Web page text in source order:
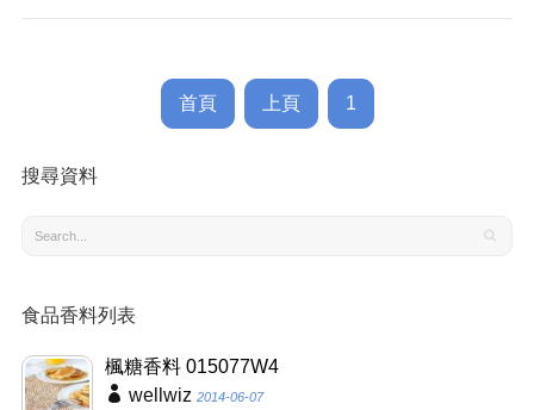
首頁 上頁 1
搜尋資料
食品香料列表
楓糖香料 015077W4
wellwiz 2014-06-07